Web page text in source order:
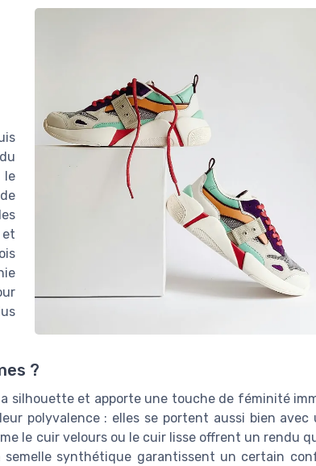
le
?
silhouette et apporte une touche de féminité
polyvalence : elles se portent aussi bien avec
le cuir velours ou le cuir lisse offrent un rendu
synthétique garantissent un certain